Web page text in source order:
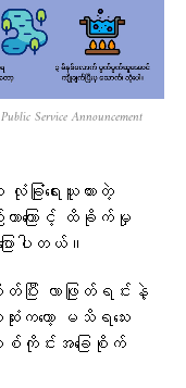
Public Service Announcement
ြုံရေးယူထားတဲ့
ာကြောင့် ထိခိုက်မှု
ာပါတယ်။
တ်ပြီး လာဖြုတ်ရင်းနဲ့
ကတော့ မသိရသေး
စ်ကိုင်းအခြေစိုက်